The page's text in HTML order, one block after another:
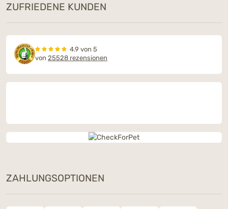
ZUFRIEDENE KUNDEN
4.9 von 5
von 25528 rezensionen
ZAHLUNGSOPTIONEN